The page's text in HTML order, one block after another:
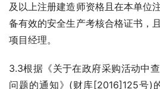
及以上注册建造师资格且在本单位
备有效的安全生产考核合格证书，
项目经理。
3.3根据《关于在政府采购活动中
问题的通知》(财库[2016]125号)